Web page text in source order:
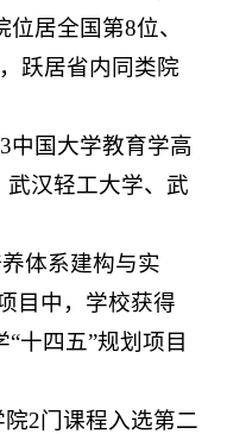
居全国第8位、
跃居省内同类院
中国大学教育学高
汉轻工大学、武
体系建构与实
目中，学校获得
十四五”规划项目
2门课程入选第二